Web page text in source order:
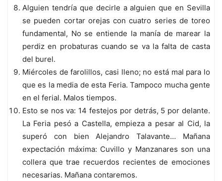
Alguien tendría que decirle a alguien que en Sevilla
se pueden cortar orejas con cuatro series de toreo
fundamental, No se entiende la manía de marear la
perdiz en probaturas cuando se va la falta de casta
del burel.
Miércoles de farolillos, casi lleno; no está mal para lo
que es la media de esta Feria. Tampoco mucha gente
en el ferial. Malos tiempos.
Esto se nos va: 14 festejos por detrás, 5 por delante.
La Feria pesó a Castella, empieza a pesar al Cid, la
superó con bien Alejandro Talavante… Mañana
expectación máxima: Cuvillo y Manzanares son una
collera que trae recuerdos recientes de emociones
necesarias. Mañana contaremos.